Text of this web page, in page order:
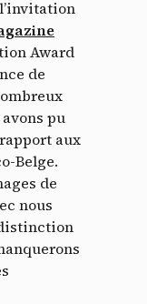
Award
de
pu
aux
Belge.
de
nous